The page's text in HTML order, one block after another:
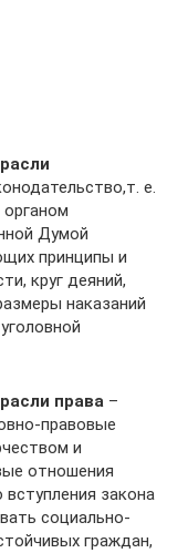
е.
Думой
принципы и
круг деяний,
наказаний
права –
правовые
и
отношения
закона
социально-
граждан,